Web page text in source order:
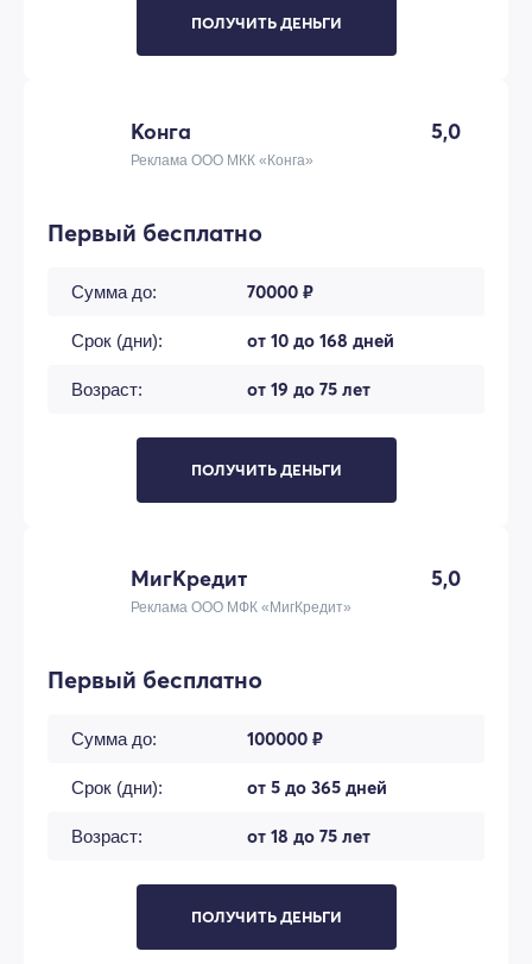
ПОЛУЧИТЬ ДЕНЬГИ
Конга 5,0
Реклама ООО МКК «Конга»
Первый бесплатно
Сумма до: 70000 ₽
Срок (дни): от 10 до 168 дней
Возраст: от 19 до 75 лет
ПОЛУЧИТЬ ДЕНЬГИ
МигКредит 5,0
Реклама ООО МФК «МигКредит»
Первый бесплатно
Сумма до: 100000 ₽
Срок (дни): от 5 до 365 дней
Возраст: от 18 до 75 лет
ПОЛУЧИТЬ ДЕНЬГИ